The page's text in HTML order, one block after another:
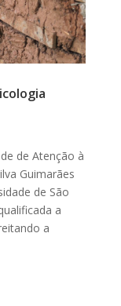
de Atenção à
Guimarães
de São
a
a